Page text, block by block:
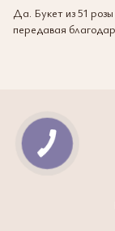
Да. Букет из 51
передавая